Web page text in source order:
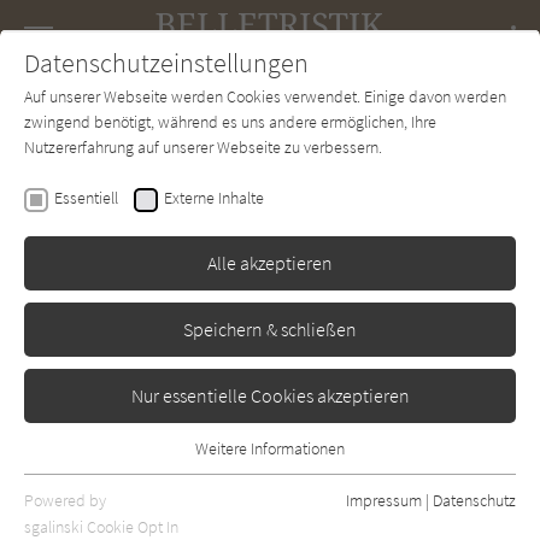
SUCHE Forum Charts Newsletter
Michael Kleeberg
Standard
Alle Kategorien anzeigen
Datenschutzeinstellungen
Auf unserer Webseite werden Cookies verwendet. Einige davon werden
zwingend benötigt, während es uns andere ermöglichen, Ihre
Nutzererfahrung auf unserer Webseite zu verbessern.
Essentiell Externe Inhalte
Alle akzeptieren
Speichern & schließen
Nur essentielle Cookies akzeptieren
Essentielle Cookies werden für grundlegende Funktionen der
Webseite benötigt. Dadurch ist gewährleistet, dass die Webseite
Weitere Informationen
Powered by
sgalinski Cookie Opt In
Impressum | Datenschutz